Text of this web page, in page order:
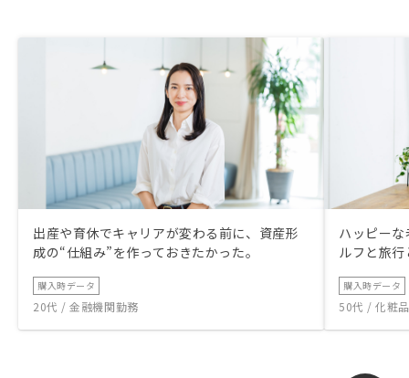
出産や育休でキャリアが変わる前に、資産形
成の“仕組み”を作っておきたかった。
購入時データ
20代 / 金融機関勤務
ハッピー
ルフと旅
購入時データ
50代 / 化粧